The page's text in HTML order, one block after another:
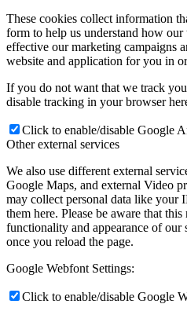
These cookies collect information
form to help us understand how
effective our marketing campaigns
website and application for you in
If you do not want that we track
disable tracking in your browser
Click to enable/disable Google
Other external services
We also use different external
Google Maps, and external Video
may collect personal data like your
them here. Please be aware that
functionality and appearance of
once you reload the page.
Google Webfont Settings:
Click to enable/disable Google